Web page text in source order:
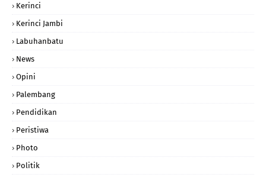
Kerinci
Kerinci Jambi
Labuhanbatu
News
Opini
Palembang
Pendidikan
Peristiwa
Photo
Politik